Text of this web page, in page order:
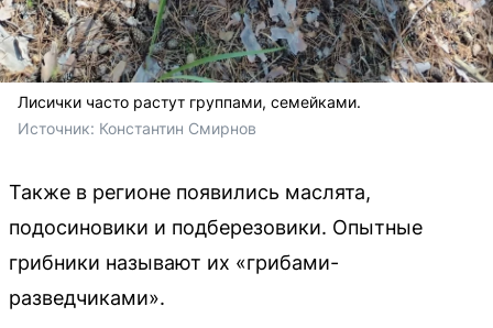
Лисички часто растут группами, семейками.
Источник: Константин Смирнов
Также в регионе появились маслята,
подосиновики и подберезовики. Опытные
грибники называют их «грибами-
разведчиками».